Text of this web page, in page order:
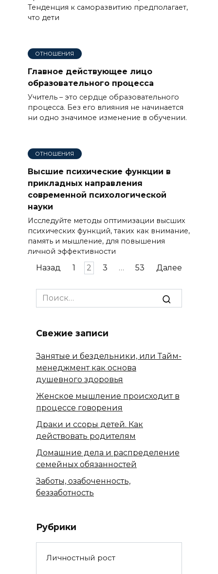
Тенденция к саморазвитию предполагает,
что дети
ОТНОШЕНИЯ
Главное действующее лицо
образовательного процесса
Учитель – это сердце образовательного
процесса. Без его влияния не начинается
ни одно значимое изменение в обучении.
ОТНОШЕНИЯ
Высшие психические функции в
прикладных направления
современной психологической
науки
Исследуйте методы оптимизации высших
психических функций, таких как внимание,
память и мышление, для повышения
личной эффективности
Пагинация
Назад 1 2 3 … 53 Далее
Search
for:
Свежие записи
Занятые и бездельники, или Тайм-
менеджмент как основа
душевного здоровья
Женское мышление происходит в
процессе говорения
Драки и ссоры детей. Как
действовать родителям
Домашние дела и распределение
семейных обязанностей
Заботы, озабоченность,
беззаботность
Рубрики
Личностный рост